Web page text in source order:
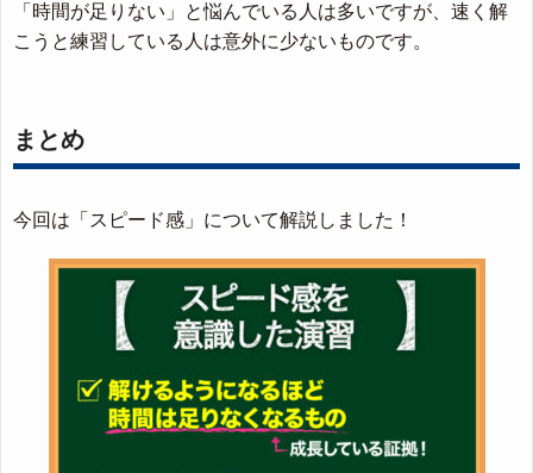
「時間が足りない」と悩んでいる人は多いですが、速く解
こうと練習している人は意外に少ないものです。
まとめ
今回は「スピード感」について解説しました！